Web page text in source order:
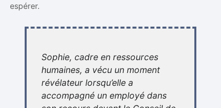
espérer.
Sophie, cadre en ressources
humaines, a vécu un moment
révélateur lorsqu’elle a
accompagné un employé dans